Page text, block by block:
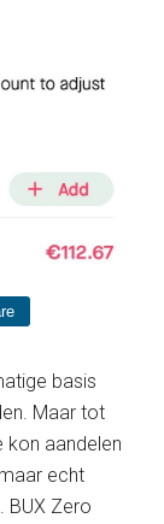
basis
Maar tot
kon aandelen
echt
BUX Zero